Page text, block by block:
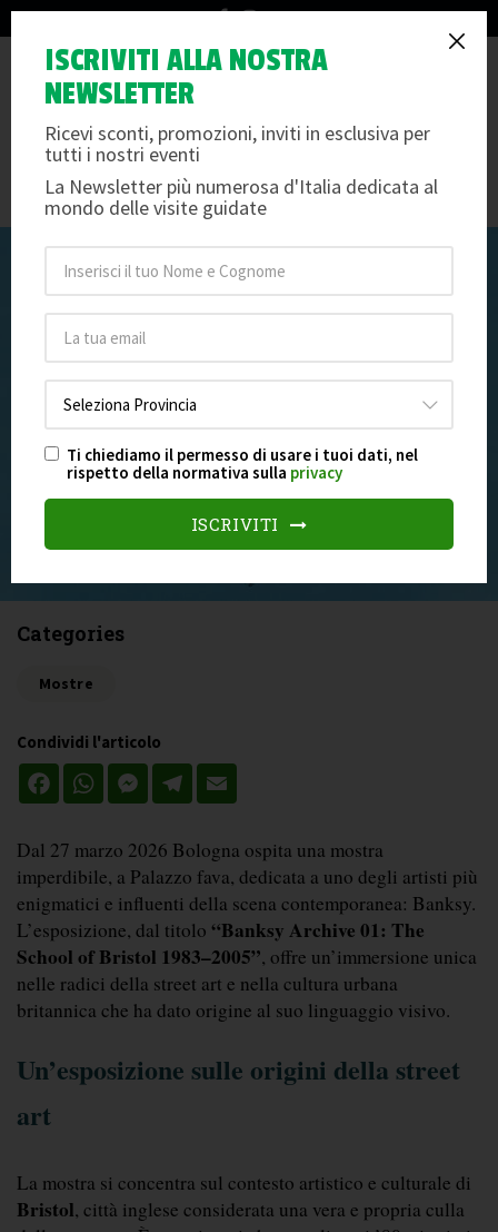
info@arteemusei.com
Mostra Banksy a Bologna:
“The School of Bristol 1983–
2005”
Mercoledì 01 aprile 2026
Categories
Mostre
Condividi l'articolo
FacebookWhatsAppMessenger
Telegram
Dal 27 marzo 2026 Bologna ospita una mostra
imperdibile, a Palazzo fava, dedicata a uno degli artisti più
enigmatici e influenti della scena contemporanea: Banksy.
L’esposizione, dal titolo “Banksy Archive 01: The
School of Bristol 1983–2005”, offre un’immersione unica
nelle radici della street art e nella cultura urbana
britannica che ha dato origine al suo linguaggio visivo.
Un’esposizione sulle origini della street
art
Bristol, città inglese considerata una vera e propria culla
ISCRIVITI ALLA NOSTRA
NEWSLETTER
Ricevi sconti, promozioni, inviti in esclusiva per
tutti i nostri eventi
La Newsletter più numerosa d'Italia dedicata al
mondo delle visite guidate
Ti chiediamo il permesso di usare i tuoi dati, nel
rispetto della normativa sulla privacy
ISCRIVITI